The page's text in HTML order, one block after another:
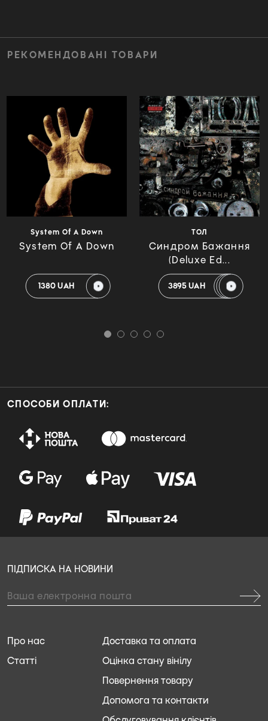
РЕКОМЕНДОВАНІ ТОВАРИ
System Of A Down
System Of A Down
1380 UAH
ТОЛ
Синдром Бажання
(Deluxe Ed...
3895 UAH
СПОСОБИ ОПЛАТИ:
Доставка та оплата
Оцінка стану вінілу
Повернення товару
Допомога та контакти
Про нас
Статті
ПІДПИСКА НА НОВИНИ